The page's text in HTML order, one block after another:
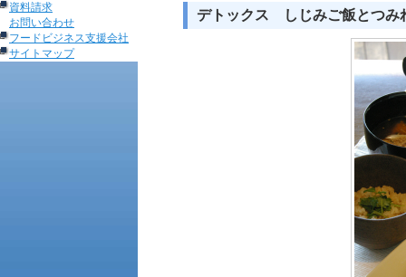
資料請求
お問い合わせ
フードビジネス支援会社
サイトマップ
デトックス しじみご飯とつ